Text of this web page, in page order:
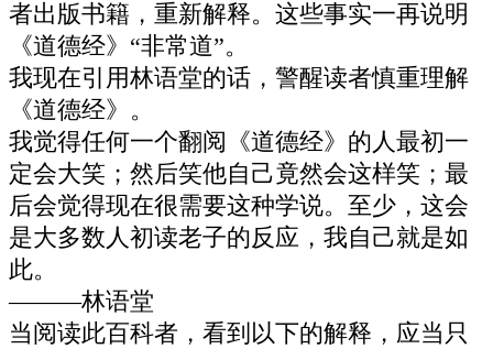
者出版书籍，重新解释。这些事实一再说明
《道德经》“非常道”。
我现在引用林语堂的话，警醒读者慎重理解
《道德经》。
我觉得任何一个翻阅《道德经》的人最初一
定会大笑；然后笑他自己竟然会这样笑；最
后会觉得现在很需要这种学说。至少，这会
是大多数人初读老子的反应，我自己就是如
此。
———林语堂
当阅读此百科者，看到以下的解释，应当只